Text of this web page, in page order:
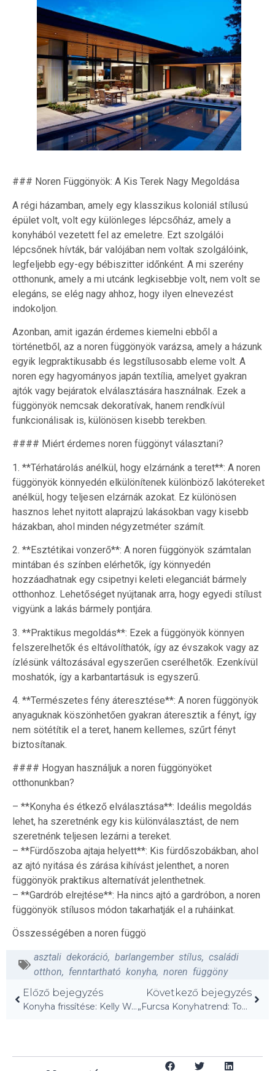
### Noren Függönyök: A Kis Terek Nagy Megoldása
A régi házamban, amely egy klasszikus koloniál stílusú
épület volt, volt egy különleges lépcsőház, amely a
konyhából vezetett fel az emeletre. Ezt szolgálói
lépcsőnek hívták, bár valójában nem voltak szolgálóink,
legfeljebb egy-egy bébiszitter időnként. A mi szerény
otthonunk, amely a mi utcánk legkisebbje volt, nem volt se
elegáns, se elég nagy ahhoz, hogy ilyen elnevezést
indokoljon.
Azonban, amit igazán érdemes kiemelni ebből a
történetből, az a noren függönyök varázsa, amely a házunk
egyik legpraktikusabb és legstílusosabb eleme volt. A
noren egy hagyományos japán textília, amelyet gyakran
ajtók vagy bejáratok elválasztására használnak. Ezek a
függönyök nemcsak dekoratívak, hanem rendkívül
funkcionálisak is, különösen kisebb terekben.
#### Miért érdemes noren függönyt választani?
1. **Térhatárolás anélkül, hogy elzárnánk a teret**: A noren
függönyök könnyedén elkülönítenek különböző lakótereket
anélkül, hogy teljesen elzárnák azokat. Ez különösen
hasznos lehet nyitott alaprajzú lakásokban vagy kisebb
házakban, ahol minden négyzetméter számít.
2. **Esztétikai vonzerő**: A noren függönyök számtalan
mintában és színben elérhetők, így könnyedén
hozzáadhatnak egy csipetnyi keleti eleganciát bármely
otthonhoz. Lehetőséget nyújtanak arra, hogy egyedi stílust
vigyünk a lakás bármely pontjára.
3. **Praktikus megoldás**: Ezek a függönyök könnyen
felszerelhetők és eltávolíthatók, így az évszakok vagy az
ízlésünk változásával egyszerűen cserélhetők. Ezenkívül
moshatók, így a karbantartásuk is egyszerű.
4. **Természetes fény áteresztése**: A noren függönyök
anyaguknak köszönhetően gyakran áteresztik a fényt, így
nem sötétítik el a teret, hanem kellemes, szűrt fényt
biztosítanak.
#### Hogyan használjuk a noren függönyöket
otthonunkban?
– **Konyha és étkező elválasztása**: Ideális megoldás
lehet, ha szeretnénk egy kis különválasztást, de nem
szeretnénk teljesen lezárni a tereket.
– **Fürdőszoba ajtaja helyett**: Kis fürdőszobákban, ahol
az ajtó nyitása és zárása kihívást jelenthet, a noren
függönyök praktikus alternatívát jelenthetnek.
– **Gardrób elrejtése**: Ha nincs ajtó a gardróbon, a noren
függönyök stílusos módon takarhatják el a ruháinkat.
Összességében a noren függö
asztali dekoráció, barlangember stílus, családi
otthon, fenntartható konyha, noren függöny
Előző bejegyzés
Konyha frissítése: Kelly Wearstler első tippje!
Következő bejegyzés
„Furcsa Konyhatrend: Tokió étteremellátó stílusa!”